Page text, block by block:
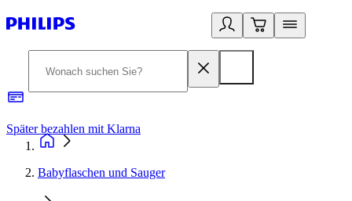
Später bezahlen mit Klarna
Babyflaschen und Sauger